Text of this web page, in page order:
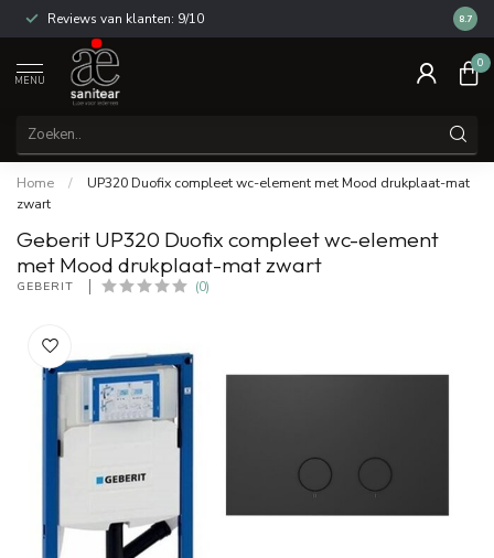
Reviews van klanten: 9/10 14
8.7
MENU
0
Home /
UP320 Duofix compleet wc-element met Mood drukplaat-mat
zwart
Geberit UP320 Duofix compleet wc-element
met Mood drukplaat-mat zwart
GEBERIT (0)